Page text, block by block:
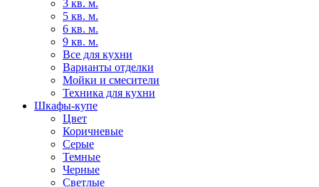
3 кв. м.
5 кв. м.
6 кв. м.
9 кв. м.
Все для кухни
Варианты отделки
Мойки и смесители
Техника для кухни
Шкафы-купе
Цвет
Коричневые
Серые
Темные
Черные
Светлые